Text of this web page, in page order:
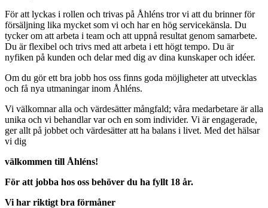
För att lyckas i rollen och trivas på Åhléns tror vi att du brinner för
försäljning lika mycket som vi och har en hög servicekänsla. Du
tycker om att arbeta i team och att uppnå resultat genom samarbete.
Du är flexibel och trivs med att arbeta i ett högt tempo. Du är
nyfiken på kunden och delar med dig av dina kunskaper och idéer.
Om du gör ett bra jobb hos oss finns goda möjligheter att utvecklas
och få nya utmaningar inom Åhléns.
Vi välkomnar alla och värdesätter mångfald; våra medarbetare är alla
unika och vi behandlar var och en som individer. Vi är engagerade,
ger allt på jobbet och värdesätter att ha balans i livet. Med det hälsar
vi dig
välkommen till Åhléns!
För att jobba hos oss behöver du ha fyllt 18 år.
Vi har riktigt bra förmåner